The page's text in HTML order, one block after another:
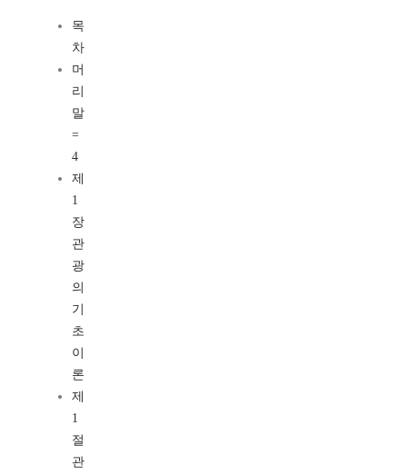
목
차
머
리
말
=
4
제
1
장
관
광
의
기
초
이
론
제
1
절
관